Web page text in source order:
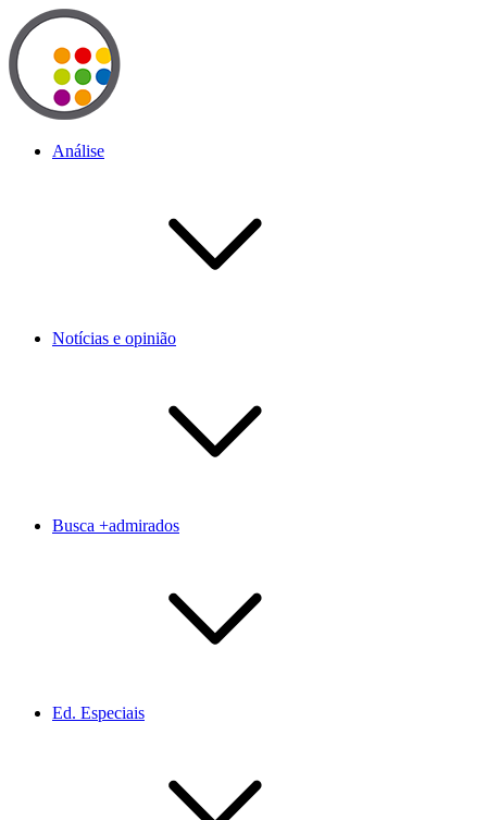
Análise
Notícias e opinião
Busca +admirados
Ed. Especiais